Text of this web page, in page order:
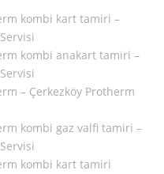
kombi kart tamiri –
kombi anakart tamiri –
– Çerkezköy Protherm
kombi gaz valfi tamiri –
kombi kart tamiri